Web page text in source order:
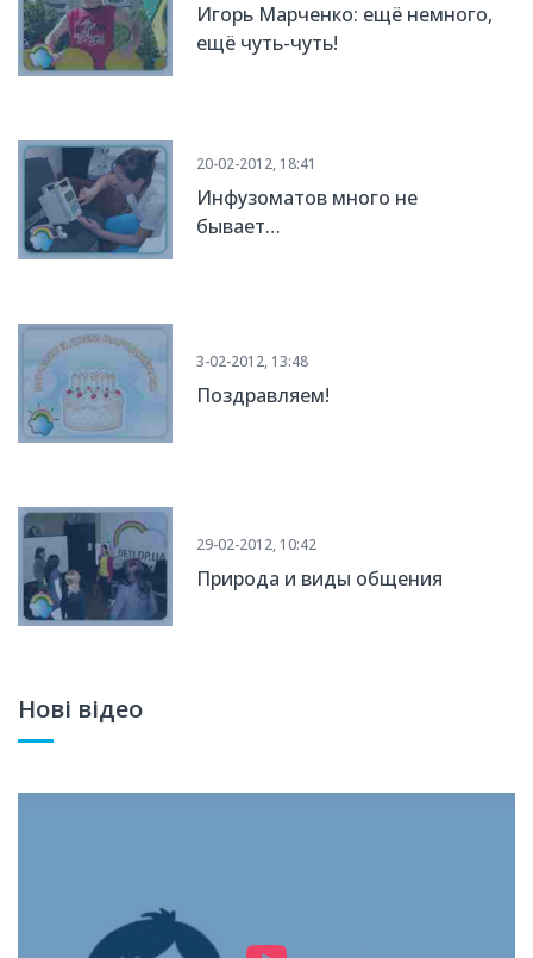
Игорь Марченко: ещё немного,
ещё чуть-чуть!
20-02-2012, 18:41
Инфузоматов много не
бывает…
3-02-2012, 13:48
Поздравляем!
29-02-2012, 10:42
Природа и виды общения
Нові відео